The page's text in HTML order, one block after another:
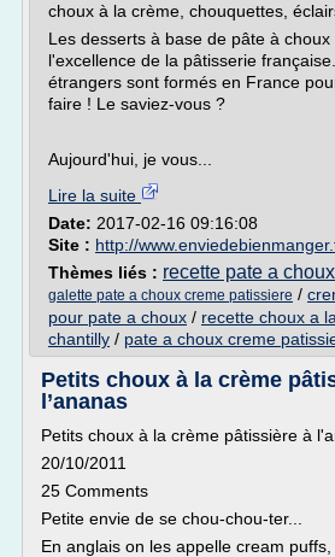
choux à la crème, chouquettes,
Les desserts à base de pâte à
l'excellence de la pâtisserie
étrangers sont formés en France
faire ! Le saviez-vous ?
Aujourd'hui, je vous...
Lire la suite
Date: 2017-02-16 09:16:08
Site : http://
Thèmes liés : recette pate a
galette pate a choux creme patissiere /
pour pate a choux / recette choux a
chantilly / pate a choux creme
Petits choux à la crème
l’ananas
Petits choux à la crème pâtissière à
20/10/2011
25 Comments
Petite envie de se chou-chou-ter...
En anglais on les appelle cream